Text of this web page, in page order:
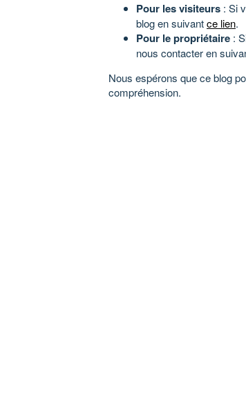
Pour les visiteurs : Si
blog en suivantce lien.
Pour le propriétaire :
nous contacter en
Nous espérons que ce blog
compréhension.